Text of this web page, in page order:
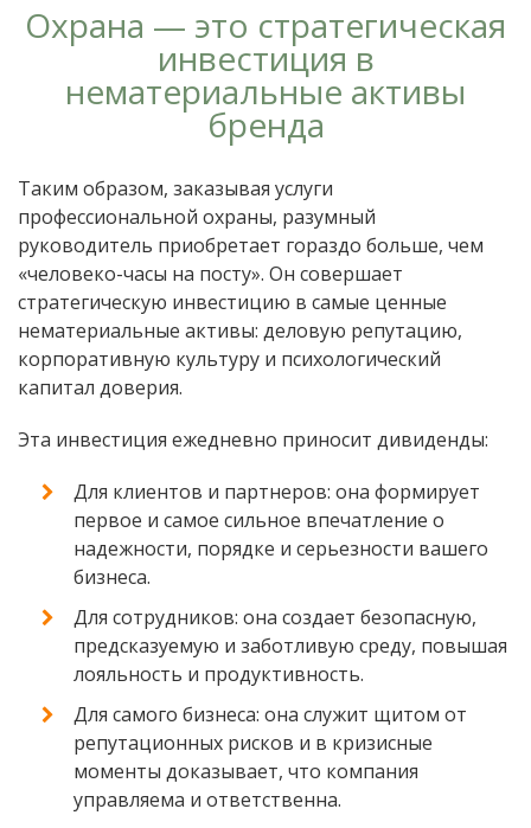
Охрана — это стратегическая
инвестиция в
нематериальные активы
бренда
Таким образом, заказывая услуги
профессиональной охраны, разумный
руководитель приобретает гораздо больше, чем
«человеко-часы на посту». Он совершает
стратегическую инвестицию в самые ценные
нематериальные активы: деловую репутацию,
корпоративную культуру и психологический
капитал доверия.
Эта инвестиция ежедневно приносит дивиденды:
Для клиентов и партнеров: она формирует
первое и самое сильное впечатление о
надежности, порядке и серьезности вашего
бизнеса.
Для сотрудников: она создает безопасную,
предсказуемую и заботливую среду, повышая
лояльность и продуктивность.
Для самого бизнеса: она служит щитом от
репутационных рисков и в кризисные
моменты доказывает, что компания
управляема и ответственна.